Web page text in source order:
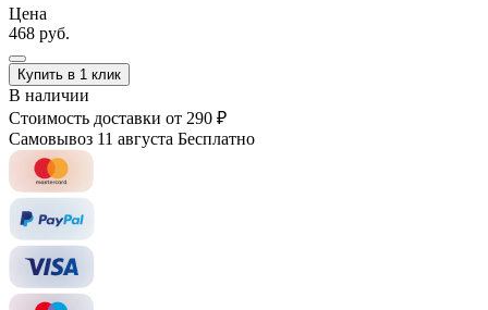
Цена
468 руб.
Купить в 1 клик
В наличии
Стоимость доставки от 290 ₽
Самовывоз 11 августа Бесплатно